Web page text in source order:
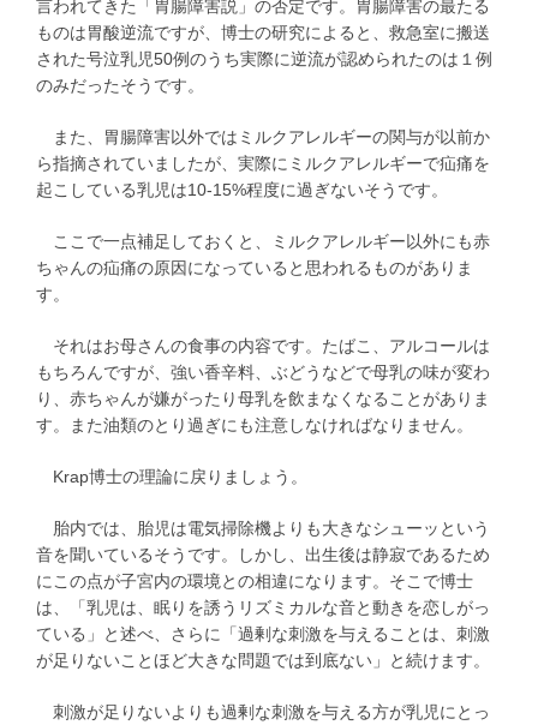
言われてきた「胃腸障害説」の否定です。胃腸障害の最たる
ものは胃酸逆流ですが、博士の研究によると、救急室に搬送
された号泣乳児50例のうち実際に逆流が認められたのは１例
のみだったそうです。
また、胃腸障害以外ではミルクアレルギーの関与が以前か
ら指摘されていましたが、実際にミルクアレルギーで疝痛を
起こしている乳児は10-15%程度に過ぎないそうです。
ここで一点補足しておくと、ミルクアレルギー以外にも赤
ちゃんの疝痛の原因になっていると思われるものがありま
す。
それはお母さんの食事の内容です。たばこ、アルコールは
もちろんですが、強い香辛料、ぶどうなどで母乳の味が変わ
り、赤ちゃんが嫌がったり母乳を飲まなくなることがありま
す。また油類のとり過ぎにも注意しなければなりません。
Krap博士の理論に戻りましょう。
胎内では、胎児は電気掃除機よりも大きなシューッという
音を聞いているそうです。しかし、出生後は静寂であるため
にこの点が子宮内の環境との相違になります。そこで博士
は、「乳児は、眠りを誘うリズミカルな音と動きを恋しがっ
ている」と述べ、さらに「過剰な刺激を与えることは、刺激
が足りないことほど大きな問題では到底ない」と続けます。
刺激が足りないよりも過剰な刺激を与える方が乳児にとっ